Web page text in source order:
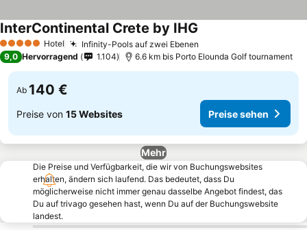
5 Sterne Hotel Infinity-Pools auf zwei Ebenen
InterContinental Crete by IHG
9,0 Hervorragend 1.104 6.6 km bis Porto Elounda Golf tournament
Ab 140 €
Preise von 15 Websites Preise sehen
Mehr
Die Preise und Verfügbarkeit, die wir von Buchungswebsites
erhalten, ändern sich laufend. Das bedeutet, dass Du
möglicherweise nicht immer genau dasselbe Angebot findest, das
Du auf trivago gesehen hast, wenn Du auf der Buchungswebsite
landest.